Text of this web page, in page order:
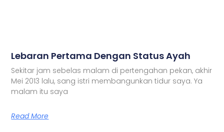
Lebaran Pertama Dengan Status Ayah
Sekitar jam sebelas malam di pertengahan pekan, akhir
Mei 2013 lalu, sang istri membangunkan tidur saya. Ya
malam itu saya
Read More